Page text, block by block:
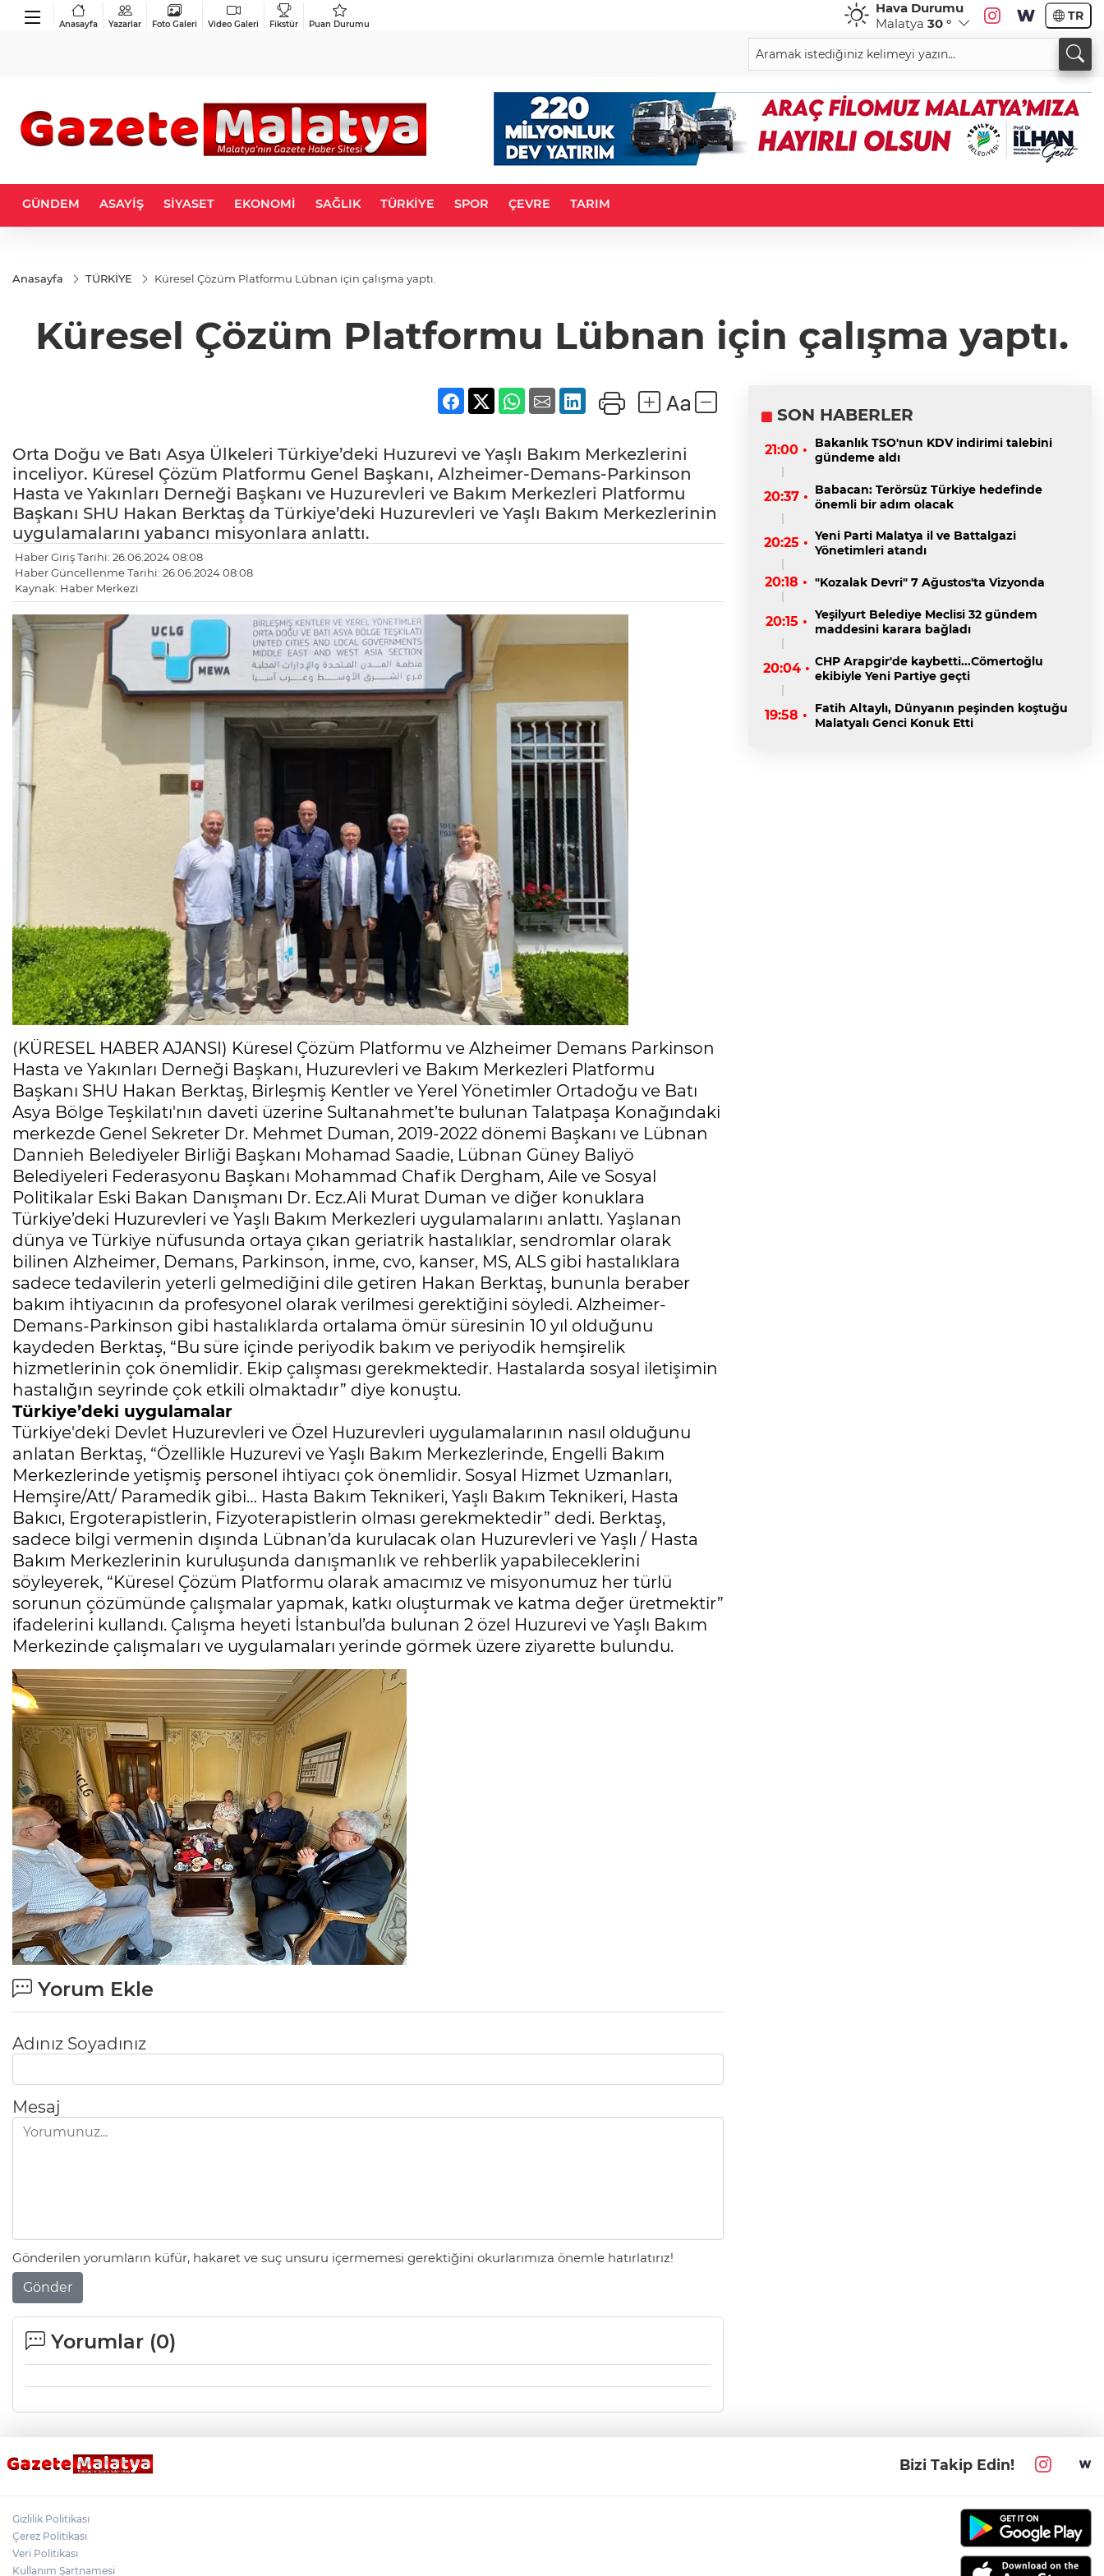
Anasayfa Yazarlar Foto Galeri Video Galeri Fikstür Puan Durumu
Hava Durumu
Malatya 30 ° TR
GÜNDEM ASAYİŞ SİYASET EKONOMİ SAĞLIK TÜRKİYE SPOR ÇEVRE TARIM
Anasayfa TÜRKİYE Küresel Çözüm Platformu Lübnan için çalışma yaptı.
Küresel Çözüm Platformu Lübnan için çalışma yaptı.
Orta Doğu ve Batı Asya Ülkeleri Türkiye’deki Huzurevi ve Yaşlı Bakım Merkezlerini
inceliyor. Küresel Çözüm Platformu Genel Başkanı, Alzheimer-Demans-Parkinson
Hasta ve Yakınları Derneği Başkanı ve Huzurevleri ve Bakım Merkezleri Platformu
Başkanı SHU Hakan Berktaş da Türkiye’deki Huzurevleri ve Yaşlı Bakım Merkezlerinin
uygulamalarını yabancı misyonlara anlattı.
Haber Giriş Tarihi: 26.06.2024 08:08
Haber Güncellenme Tarihi: 26.06.2024 08:08
Kaynak: Haber Merkezi
(KÜRESEL HABER AJANSI) Küresel Çözüm Platformu ve Alzheimer Demans Parkinson
Hasta ve Yakınları Derneği Başkanı, Huzurevleri ve Bakım Merkezleri Platformu
Başkanı SHU Hakan Berktaş, Birleşmiş Kentler ve Yerel Yönetimler Ortadoğu ve Batı
Asya Bölge Teşkilatı'nın daveti üzerine Sultanahmet’te bulunan Talatpaşa Konağındaki
merkezde Genel Sekreter Dr. Mehmet Duman, 2019-2022 dönemi Başkanı ve Lübnan
Dannieh Belediyeler Birliği Başkanı Mohamad Saadie, Lübnan Güney Baliyö
Belediyeleri Federasyonu Başkanı Mohammad Chafik Dergham, Aile ve Sosyal
Politikalar Eski Bakan Danışmanı Dr. Ecz.Ali Murat Duman ve diğer konuklara
Türkiye’deki Huzurevleri ve Yaşlı Bakım Merkezleri uygulamalarını anlattı. Yaşlanan
dünya ve Türkiye nüfusunda ortaya çıkan geriatrik hastalıklar, sendromlar olarak
bilinen Alzheimer, Demans, Parkinson, inme, cvo, kanser, MS, ALS gibi hastalıklara
sadece tedavilerin yeterli gelmediğini dile getiren Hakan Berktaş, bununla beraber
bakım ihtiyacının da profesyonel olarak verilmesi gerektiğini söyledi. Alzheimer-
Demans-Parkinson gibi hastalıklarda ortalama ömür süresinin 10 yıl olduğunu
kaydeden Berktaş, “Bu süre içinde periyodik bakım ve periyodik hemşirelik
hizmetlerinin çok önemlidir. Ekip çalışması gerekmektedir. Hastalarda sosyal iletişimin
hastalığın seyrinde çok etkili olmaktadır” diye konuştu.
Türkiye’deki uygulamalar
Türkiye'deki Devlet Huzurevleri ve Özel Huzurevleri uygulamalarının nasıl olduğunu
anlatan Berktaş, “Özellikle Huzurevi ve Yaşlı Bakım Merkezlerinde, Engelli Bakım
Merkezlerinde yetişmiş personel ihtiyacı çok önemlidir. Sosyal Hizmet Uzmanları,
Hemşire/Att/ Paramedik gibi… Hasta Bakım Teknikeri, Yaşlı Bakım Teknikeri, Hasta
Bakıcı, Ergoterapistlerin, Fizyoterapistlerin olması gerekmektedir” dedi. Berktaş,
sadece bilgi vermenin dışında Lübnan’da kurulacak olan Huzurevleri ve Yaşlı / Hasta
Bakım Merkezlerinin kuruluşunda danışmanlık ve rehberlik yapabileceklerini
söyleyerek, “Küresel Çözüm Platformu olarak amacımız ve misyonumuz her türlü
sorunun çözümünde çalışmalar yapmak, katkı oluşturmak ve katma değer üretmektir”
ifadelerini kullandı. Çalışma heyeti İstanbul’da bulunan 2 özel Huzurevi ve Yaşlı Bakım
Merkezinde çalışmaları ve uygulamaları yerinde görmek üzere ziyarette bulundu.
Yorum Ekle
Adınız Soyadınız
Mesaj
Gönderilen yorumların küfür, hakaret ve suç unsuru içermemesi gerektiğini okurlarımıza önemle hatırlatırız!
Gönder
Yorumlar (0)
SON HABERLER
21:00 •
Bakanlık TSO'nun KDV indirimi talebini
gündeme aldı
20:37 • Babacan: Terörsüz Türkiye hedefinde
önemli bir adım olacak
20:25 • Yeni Parti Malatya il ve Battalgazi
Yönetimleri atandı
20:18 • "Kozalak Devri" 7 Ağustos'ta Vizyonda
20:15 • Yeşilyurt Belediye Meclisi 32 gündem
maddesini karara bağladı
20:04 • CHP Arapgir'de kaybetti...Cömertoğlu
ekibiyle Yeni Partiye geçti
19:58 •
Fatih Altaylı, Dünyanın peşinden koştuğu
Malatyalı Genci Konuk Etti
Bizi Takip Edin!
Gizlilik Politikası
Çerez Politikası
Veri Politikası
Kullanım Şartnamesi